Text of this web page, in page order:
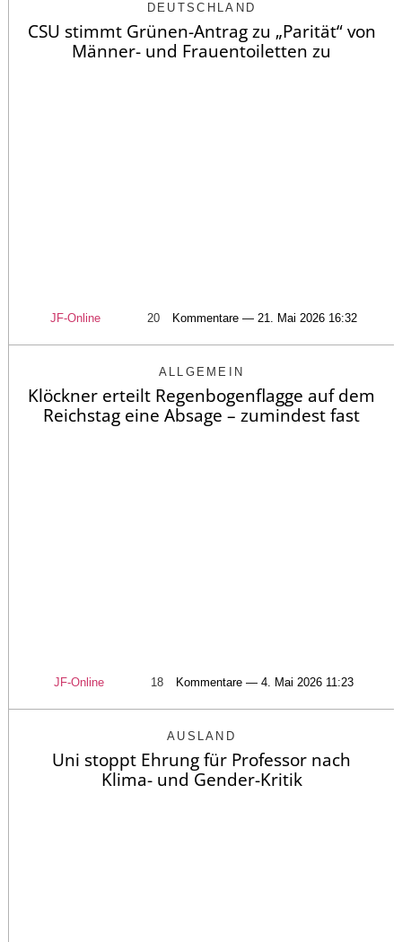
DEUTSCHLAND
CSU stimmt Grünen-Antrag zu „Parität“ von
Männer- und Frauentoiletten zu
JF-Online 20 Kommentare — 21. Mai 2026 16:32
ALLGEMEIN
Klöckner erteilt Regenbogenflagge auf dem
Reichstag eine Absage – zumindest fast
JF-Online 18 Kommentare — 4. Mai 2026 11:23
AUSLAND
Uni stoppt Ehrung für Professor nach
Klima- und Gender-Kritik